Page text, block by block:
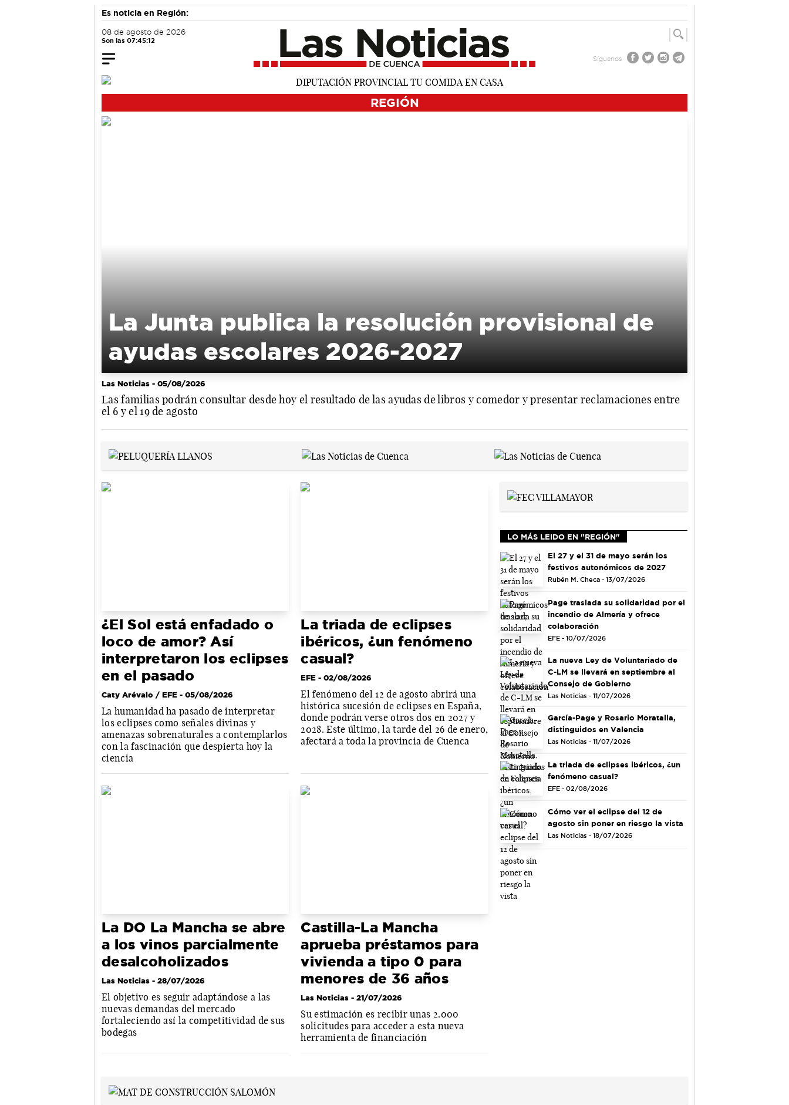
Es noticia en Región:
08 de agosto de 2026
Son las 07:45:12
Síguenos
REGIÓN
La Junta publica la resolución provisional de
ayudas escolares 2026-2027
Las Noticias - 05/08/2026
Las familias podrán consultar desde hoy el resultado de las ayudas de libros y comedor y presentar reclamaciones entre
el 6 y el 19 de agosto
¿El Sol está enfadado o
loco de amor? Así
interpretaron los eclipses
en el pasado
Caty Arévalo / EFE - 05/08/2026
La humanidad ha pasado de interpretar
los eclipses como señales divinas y
amenazas sobrenaturales a contemplarlos
con la fascinación que despierta hoy la
ciencia
La triada de eclipses
ibéricos, ¿un fenómeno
casual?
EFE - 02/08/2026
El fenómeno del 12 de agosto abrirá una
histórica sucesión de eclipses en España,
donde podrán verse otros dos en 2027 y
2028. Este último, la tarde del 26 de enero,
afectará a toda la provincia de Cuenca
La DO La Mancha se abre
a los vinos parcialmente
desalcoholizados
Las Noticias - 28/07/2026
El objetivo es seguir adaptándose a las
nuevas demandas del mercado
fortaleciendo así la competitividad de sus
bodegas
Castilla-La Mancha
aprueba préstamos para
vivienda a tipo 0 para
menores de 36 años
Las Noticias - 21/07/2026
Su estimación es recibir unas 2.000
solicitudes para acceder a esta nueva
herramienta de financiación
LO MÁS LEIDO EN "REGIÓN"
El 27 y el 31 de mayo serán los
festivos autonómicos de 2027
Rubén M. Checa - 13/07/2026
Page traslada su solidaridad por el
incendio de Almería y ofrece
colaboración
EFE - 10/07/2026
La nueva Ley de Voluntariado de
C-LM se llevará en septiembre al
Consejo de Gobierno
Las Noticias - 11/07/2026
García-Page y Rosario Moratalla,
distinguidos en Valencia
Las Noticias - 11/07/2026
La triada de eclipses ibéricos, ¿un
fenómeno casual?
EFE - 02/08/2026
Cómo ver el eclipse del 12 de
agosto sin poner en riesgo la vista
Las Noticias - 18/07/2026